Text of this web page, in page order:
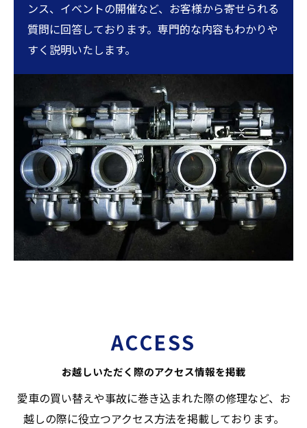
ンス、イベントの開催など、お客様から寄せられる
質問に回答しております。専門的な内容もわかりや
すく説明いたします。
お越しいただく際のアクセス情報を掲載
ACCESS
愛車の買い替えや事故に巻き込まれた際の修理など、お
越しの際に役立つアクセス方法を掲載しております。